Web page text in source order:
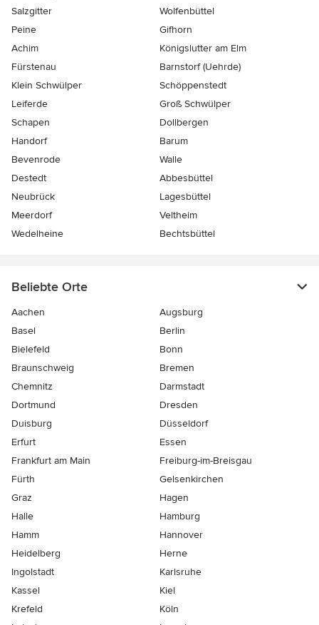
Salzgitter
Wolfenbüttel
Peine
Gifhorn
Achim
Königslutter am Elm
Fürstenau
Barnstorf (Uehrde)
Klein Schwülper
Schöppenstedt
Leiferde
Groß Schwülper
Schapen
Dollbergen
Handorf
Barum
Bevenrode
Walle
Destedt
Abbesbüttel
Neubrück
Lagesbüttel
Meerdorf
Veltheim
Wedelheine
Bechtsbüttel
Beliebte Orte
Aachen
Augsburg
Basel
Berlin
Bielefeld
Bonn
Braunschweig
Bremen
Chemnitz
Darmstadt
Dortmund
Dresden
Duisburg
Düsseldorf
Erfurt
Essen
Frankfurt am Main
Freiburg-im-Breisgau
Fürth
Gelsenkirchen
Graz
Hagen
Halle
Hamburg
Hamm
Hannover
Heidelberg
Herne
Ingolstadt
Karlsruhe
Kassel
Kiel
Krefeld
Köln